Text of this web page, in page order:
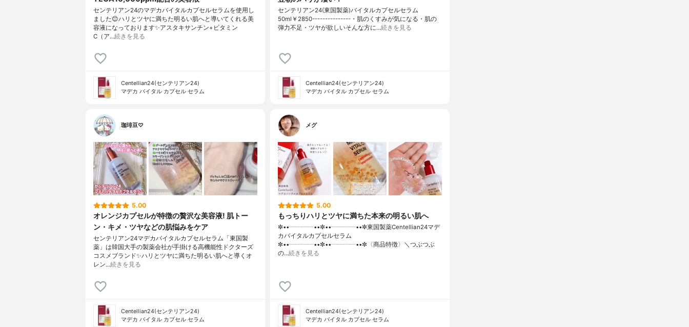
センテリアン24のマデカバイタルカプセルセラムを使用し
ました😊ハリとツヤに満ちた明るい肌へと導いてくれる美
容液になっております✨アスタキサンチン+ビタミン
C（ア…続きを見る
Centellian24(センテリアン24)
マデカ バイタル カプセル セラム
センテリアン24(東国製薬)バイタルカプセルセラム
50ml￥2850---------------・肌のくすみが気になる・肌の
弾力不足・ツヤが欲しいそんな方に…続きを見る
Centellian24(センテリアン24)
マデカ バイタル カプセル セラム
珈琲豆♡
5.00
オレンジカプセルが特徴の贅沢な美容液! 肌トー
ン・キメ・ツヤなどの肌悩みをケア
センテリアン24マデカバイタルカプセルセラム「東国製
薬」は韓国大手の製薬会社が手掛ける高機能性ドクターズ
コスメブランド✨ハリとツヤに満ちた明るい肌へと導くオ
レン…続きを見る
Centellian24(センテリアン24)
マデカ バイタル カプセル セラム
メグ
5.00
もっちりハリとツヤに満ちた本来の明るい肌へ
✼••┈┈┈┈••✼••┈┈┈┈••✼東国製薬Centellian24マデ
カバイタルカプセルセラム
✼••┈┈┈┈••✼••┈┈┈┈••✼〈商品特徴〉＼つぶつぶ
の…続きを見る
Centellian24(センテリアン24)
マデカ バイタル カプセル セラム